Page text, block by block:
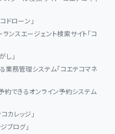
ドローン」
ンスエージェント検索サイト「コ
し」
業務管理システム「コエテコマネ
約できるオンライン予約システム
カレッジ」
ブログ」